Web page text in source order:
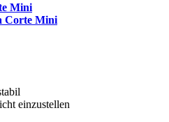
Mini
Corte Mini
einzustellen